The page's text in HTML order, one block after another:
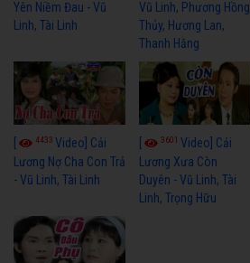
Yên Niềm Đau - Vũ
Linh, Tài Linh
Vũ Linh, Phương Hồng
Thủy, Hương Lan,
Thanh Hằng
4433 Video] Cải
Lương Nợ Cha Con Trả
- Vũ Linh, Tài Linh
3601Video] Cải
Lương Xưa Còn
Duyên - Vũ Linh, Tài
Linh, Trọng Hữu